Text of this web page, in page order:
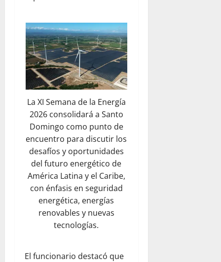
La XI Semana de la Energía
2026 consolidará a Santo
Domingo como punto de
encuentro para discutir los
desafíos y oportunidades
del futuro energético de
América Latina y el Caribe,
con énfasis en seguridad
energética, energías
renovables y nuevas
tecnologías.
El funcionario destacó que